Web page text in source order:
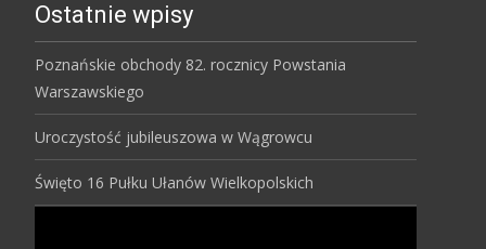
Ostatnie wpisy
Poznańskie obchody 82. rocznicy Powstania
Warszawskiego
Uroczystość jubileuszowa w Wągrowcu
Święto 16 Pułku Ułanów Wielkopolskich